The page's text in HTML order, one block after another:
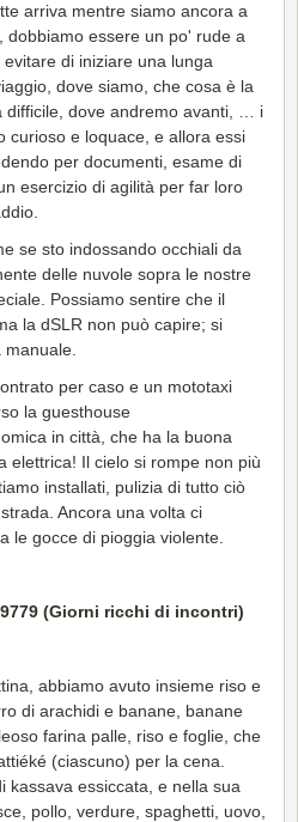
arriva mentre siamo ancora a
dobbiamo essere un po' rude a
di iniziare una lunga
dove siamo, che cosa è la
difficile, dove andremo avanti, … i
curioso e loquace, e allora essi
per documenti, esame di
esercizio di agilità per far loro
se sto indossando occhiali da
delle nuvole sopra le nostre
Possiamo sentire che il
la dSLR non può capire; si
per caso e un mototaxi
la guesthouse
in città, che ha la buona
elettrica! Il cielo si rompe non più
installati, pulizia di tutto ciò
Ancora una volta ci
le gocce di pioggia violente.
abbiamo avuto insieme riso e
di arachidi e banane, banane
farina palle, riso e foglie, che
(ciascuno) per la cena.
kassava essiccata, e nella sua
pollo, verdure, spaghetti, uovo,